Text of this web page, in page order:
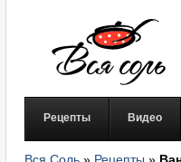
Рецепты Видео